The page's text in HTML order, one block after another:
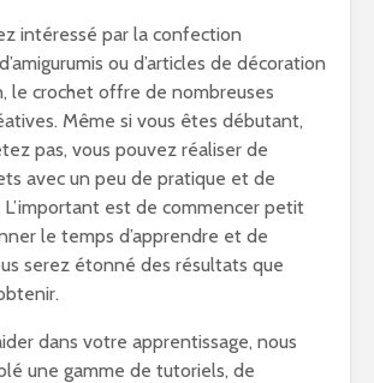
intéressé par la confection
ou d’articles de décoration
le crochet offre de nombreuses
Même si vous êtes débutant,
pas, vous pouvez réaliser de
avec un peu de pratique et de
L’important est de commencer petit
le temps d’apprendre et de
serez étonné des résultats que
dans votre apprentissage, nous
une gamme de tutoriels, de